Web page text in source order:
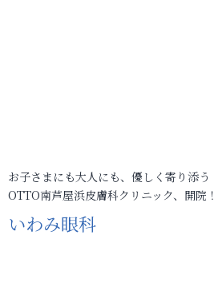
お子さまにも大人にも、優しく寄り添う
OTTO南芦屋浜皮膚科クリニック、開院！
いわみ眼科